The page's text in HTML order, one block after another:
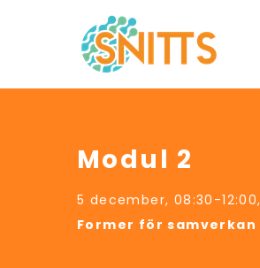
Modul 2
5 december, 08:30-
Former för samverkan